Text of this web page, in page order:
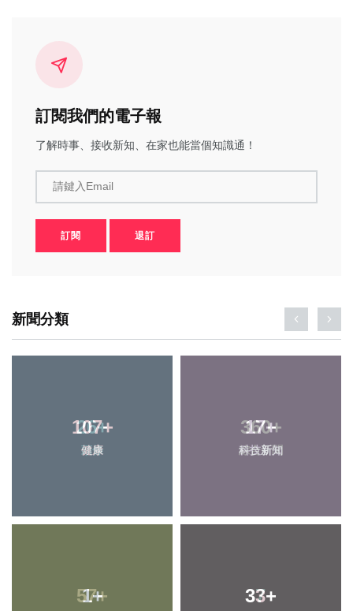
訂閱我們的電子報
了解時事、接收新知、在家也能當個知識通！
請鍵入Email
訂閱 退訂
新聞分類
107+
健康
17+
科技新知
1+ 33+
26+
頭條
360+
綜合新聞
57+ 37+